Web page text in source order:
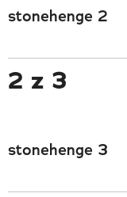
stonehenge 2
2 z 3
stonehenge 3